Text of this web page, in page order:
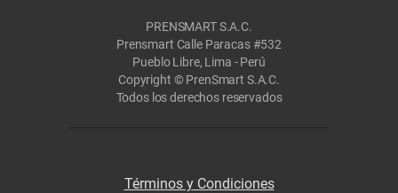
PRENSMART S.A.C.
Prensmart Calle Paracas #532
Pueblo Libre, Lima - Perú
Copyright © PrenSmart S.A.C.
Todos los derechos reservados
Términos y Condiciones